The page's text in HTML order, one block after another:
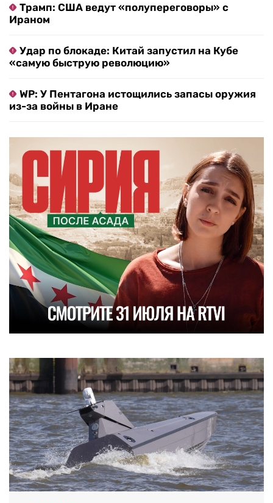
Трамп: США ведут «полупереговоры» с
Ираном
Удар по блокаде: Китай запустил на Кубе
«самую быструю революцию»
WP: У Пентагона истощились запасы оружия
из-за войны в Иране